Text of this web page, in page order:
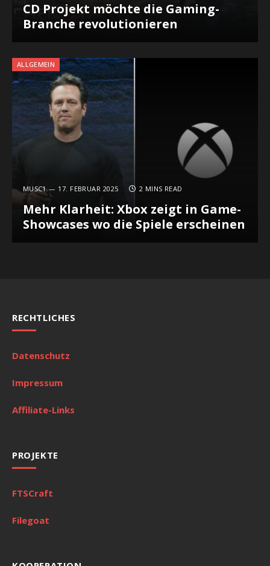
CD Projekt möchte die Gaming-
Branche revolutionieren
ALLGEMEIN
MUSC1 17. FEBRUAR 2025 2 MINS READ
Mehr Klarheit: Xbox zeigt in Game-
Showcases wo die Spiele erscheinen
RECHTLICHES
Datenschutz
Impressum
Affiliate-Links
PROJEKTE
FTSCraft
Filegoat